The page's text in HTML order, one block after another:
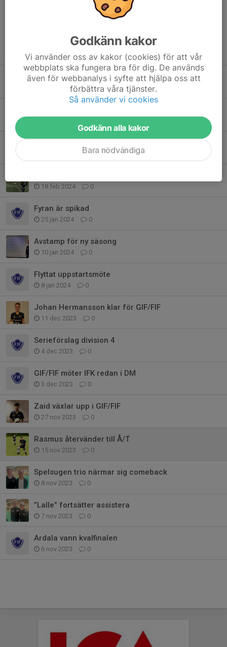
Tidigare nyheter
DM-derby första tävlingsmatchen
1 mar 2024 0
0
18 feb 2024 0
Fyran är spikad
25 jan 2024 0
Avstamp för ny säsong
10 jan 2024 0
Flyttat uppstartsmöte
8 jan 2024 0
Johan Hermansson klar för GIF/FIF
11 dec 2023 0
Serieförslag division 4
4 dec 2023 0
GIF/FIF möter IFK redan i DM
3 dec 2023 0
Zaid växlar upp i GIF/FIF
27 nov 2023 0
Rasmus återvänder till Å/T
15 nov 2023 0
Spelsugen trio närmar sig comeback
8 nov 2023 0
”Lalle” fortsätter assistera
7 nov 2023 0
Ardala vann kvalfinalen
6 nov 2023 0
Godkänn kakor
Vi använder oss av kakor (cookies) för att vår
webbplats ska fungera bra för dig. De används
även för webbanalys i syfte att hjälpa oss att
förbättra våra tjänster.
Så använder vi cookies
Godkänn alla kakor
Bara nödvändiga